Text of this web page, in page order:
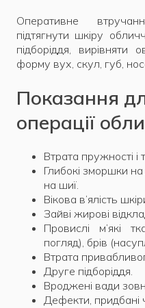
Оперативне
підтягнути шкіру
підборіддя, вирівняти
форму вух, скул, губ,
Показання
операції
Втрата пружності і
Глибокі зморшки
на шиї.
Вікова в’ялість
Зайві жирові
Провислі м’які
погляд), брів
Втрата
Друге підборіддя.
Вроджені вади
Дефекти, придбані